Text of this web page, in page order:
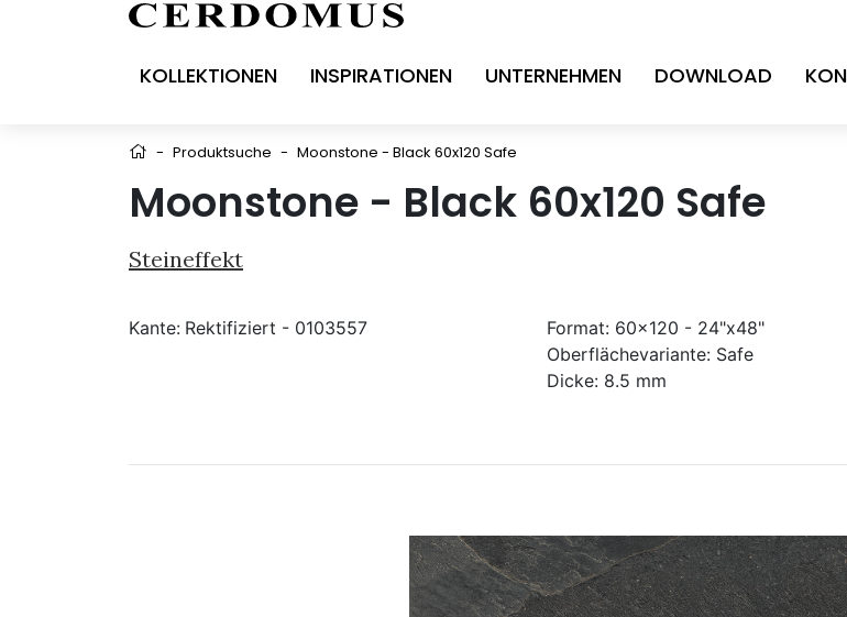
KOLLEKTIONEN INSPIRATIONEN UNTERNEHMEN DOWNLOAD
- Produktsuche - Moonstone - Black 60x120 Safe
Moonstone - Black 60x120 Safe
Steineffekt
Kante: Rektifiziert - 0103557 Format: 60x120 - 24"x48"
Oberflächevariante: Safe
Dicke: 8.5 mm